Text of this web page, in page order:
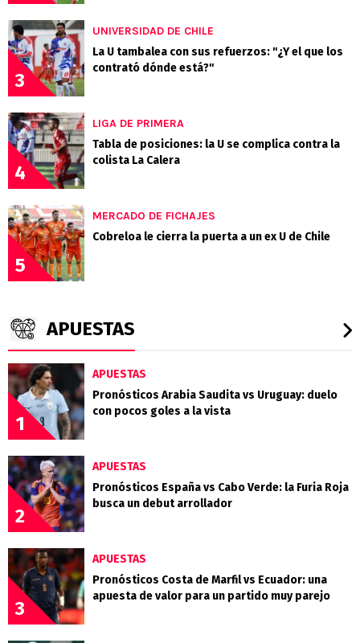
3
UNIVERSIDAD DE CHILE
La U tambalea con sus refuerzos: "¿Y el que los
contrató dónde está?"
4
LIGA DE PRIMERA
Tabla de posiciones: la U se complica contra la
colista La Calera
5
MERCADO DE FICHAJES
Cobreloa le cierra la puerta a un ex U de Chile
APUESTAS
1
APUESTAS
Pronósticos Arabia Saudita vs Uruguay: duelo
con pocos goles a la vista
2
APUESTAS
Pronósticos España vs Cabo Verde: la Furia Roja
busca un debut arrollador
3
APUESTAS
Pronósticos Costa de Marfil vs Ecuador: una
apuesta de valor para un partido muy parejo